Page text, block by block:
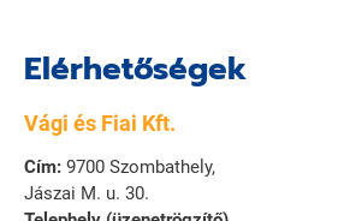
Elérhetőségek
Vági és Fiai Kft.
Cím: 9700 Szombathely,
Jászai M. u. 30.